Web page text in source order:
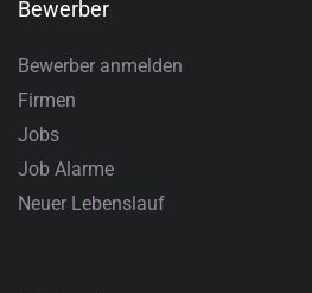
Bewerber
Bewerber anmelden
Firmen
Jobs
Job Alarme
Neuer Lebenslauf